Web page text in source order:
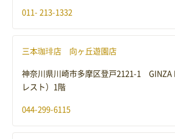
011- 213-1332
三本珈琲店 向ヶ丘遊園店
神奈川県川崎市多摩区登戸2121-1 GINZA
レスト）1階
044-299-6115